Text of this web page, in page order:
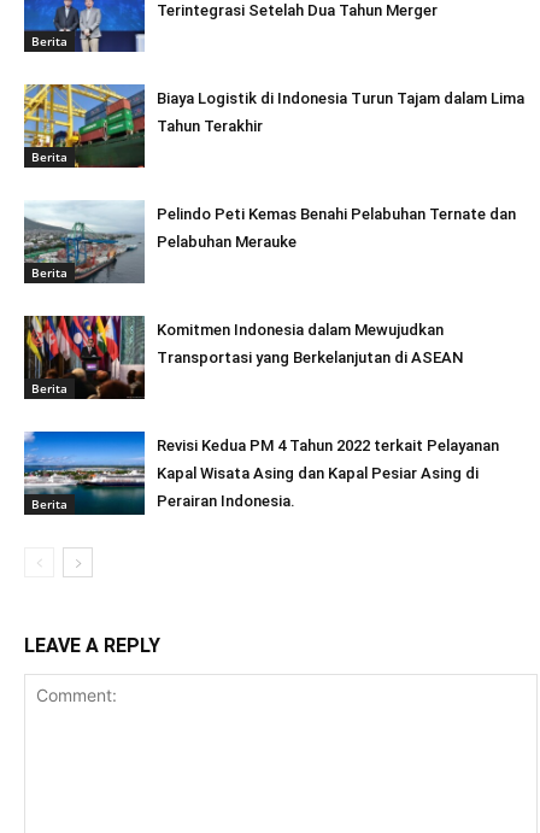
Berita
Terintegrasi Setelah Dua Tahun Merger
Berita
Biaya Logistik di Indonesia Turun Tajam dalam Lima
Tahun Terakhir
Berita
Pelindo Peti Kemas Benahi Pelabuhan Ternate dan
Pelabuhan Merauke
Berita
Komitmen Indonesia dalam Mewujudkan
Transportasi yang Berkelanjutan di ASEAN
Berita
Revisi Kedua PM 4 Tahun 2022 terkait Pelayanan
Kapal Wisata Asing dan Kapal Pesiar Asing di
Perairan Indonesia.
LEAVE A REPLY